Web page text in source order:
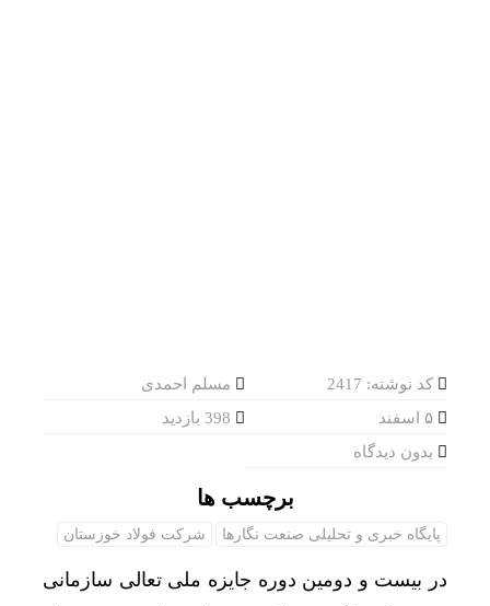
کد نوشته: 2417
مسلم احمدی
بدون دیدگاه
برچسب ها
پایگاه خبری و تحلیلی صنعت نگارها شرکت فولاد خوزستان
در بیست و دومین دوره جایزه ملی تعالی سازمانی